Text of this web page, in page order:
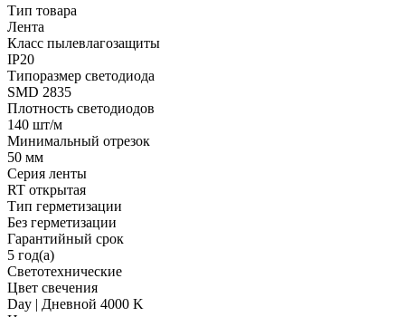
Тип товара
Лента
Класс пылевлагозащиты
IP20
Типоразмер светодиода
SMD 2835
Плотность светодиодов
140 шт/м
Минимальный отрезок
50 мм
Серия ленты
RT открытая
Тип герметизации
Без герметизации
Гарантийный срок
5 год(а)
Светотехнические
Цвет свечения
Day | Дневной 4000 K